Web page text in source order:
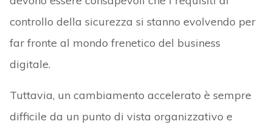
controllo della sicurezza si stanno evolvendo per
far fronte al mondo frenetico del business
digitale.
Tuttavia, un cambiamento accelerato è sempre
difficile da un punto di vista organizzativo e